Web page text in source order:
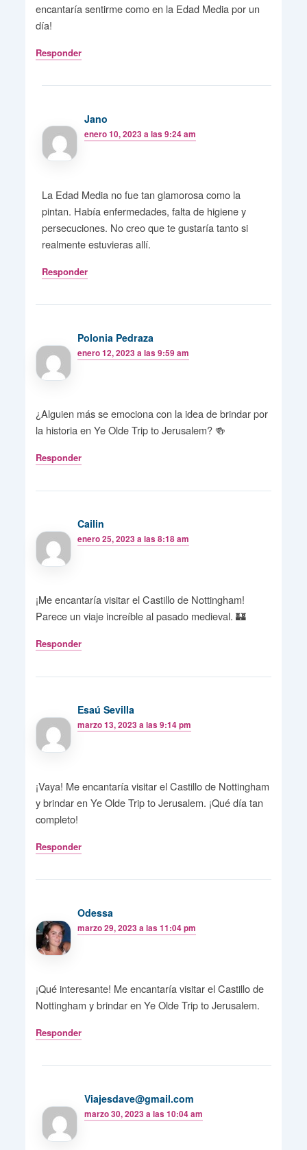
encantaría sentirme como en la Edad Media por un
día!
Responder
Jano
enero 10, 2023 a las 9:24 am
La Edad Media no fue tan glamorosa como la
pintan. Había enfermedades, falta de higiene y
persecuciones. No creo que te gustaría tanto si
realmente estuvieras allí.
Responder
Polonia Pedraza
enero 12, 2023 a las 9:59 am
¿Alguien más se emociona con la idea de brindar por
la historia en Ye Olde Trip to Jerusalem? 🍻
Responder
Cailin
enero 25, 2023 a las 8:18 am
¡Me encantaría visitar el Castillo de Nottingham!
Parece un viaje increíble al pasado medieval. 🏰
Responder
Esaú Sevilla
marzo 13, 2023 a las 9:14 pm
¡Vaya! Me encantaría visitar el Castillo de Nottingham
y brindar en Ye Olde Trip to Jerusalem. ¡Qué día tan
completo!
Responder
Odessa
marzo 29, 2023 a las 11:04 pm
¡Qué interesante! Me encantaría visitar el Castillo de
Nottingham y brindar en Ye Olde Trip to Jerusalem.
Responder
Viajesdave@gmail.com
marzo 30, 2023 a las 10:04 am